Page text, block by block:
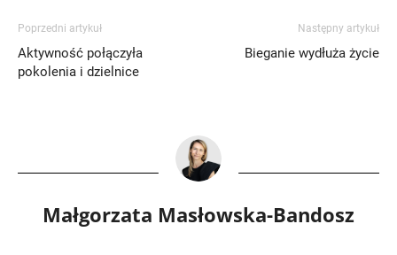
Poprzedni artykuł
Aktywność połączyła
pokolenia i dzielnice
Następny artykuł
Bieganie wydłuża życie
Małgorzata Masłowska-Bandosz